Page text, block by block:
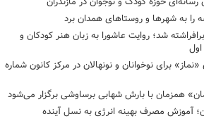
را به شهرها و روستاهای همدان برد
شد؛ روایت عاشورا به زبان هنر کودکان و
برای نوخوانان و نونهالان در مرکز کانون شماره
همزمان با بارش شهابی برساوشی برگزار می‌شود